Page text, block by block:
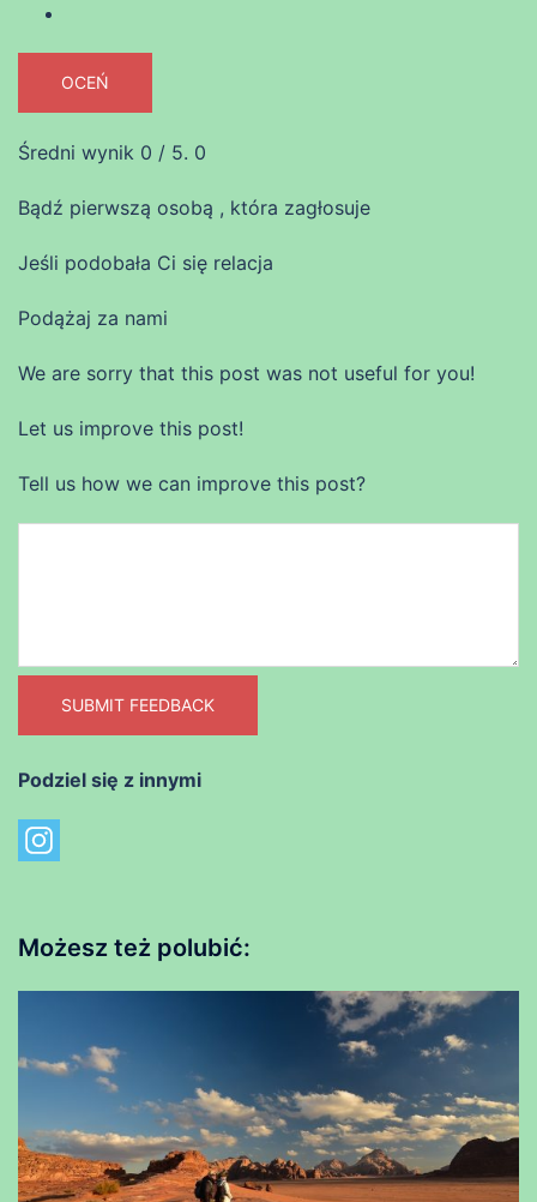
OCEŃ
Średni wynik 0 / 5. 0
Bądź pierwszą osobą , która zagłosuje
Jeśli podobała Ci się relacja
Podążaj za nami
We are sorry that this post was not useful for you!
Let us improve this post!
Tell us how we can improve this post?
SUBMIT FEEDBACK
Podziel się z innymi
Możesz też polubić: